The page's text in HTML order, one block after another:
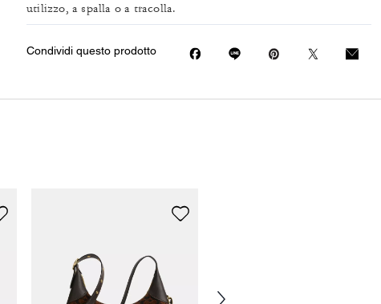
utilizzo, a spalla o a tracolla.
Condividi questo prodotto